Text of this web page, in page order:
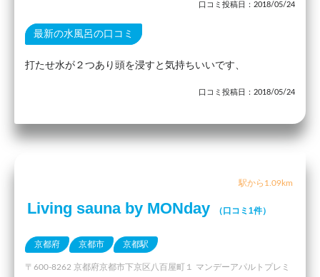
口コミ投稿日：2018/05/24
最新の水風呂の口コミ
打たせ水が２つあり頭を浸すと気持ちいいです、
口コミ投稿日：2018/05/24
駅から1.09km
Living sauna by MONday （口コミ1件）
京都府 京都市 京都駅
〒600-8262 京都府京都市下京区八百屋町１ マンデーアパルトプレミ